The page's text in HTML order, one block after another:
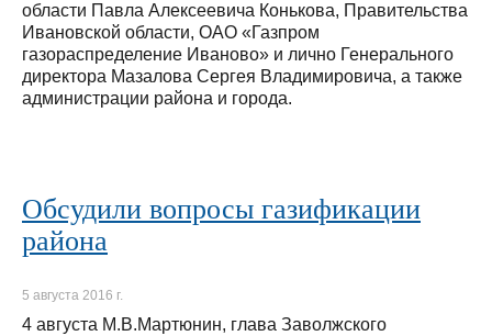
области Павла Алексеевича Конькова, Правительства
Ивановской области, ОАО «Газпром
газораспределение Иваново» и лично Генерального
директора Мазалова Сергея Владимировича, а также
администрации района и города.
Обсудили вопросы газификации
района
5 августа 2016 г.
4 августа М.В.Мартюнин, глава Заволжского